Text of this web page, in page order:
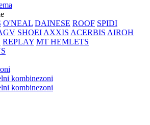
O'NEAL DAINESE ROOF SPIDI
SHOEI AXXIS ACERBIS AIROH
REPLAY MT HEMLETS
kombinezoni
kombinezoni